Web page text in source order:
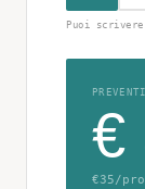
Puoi
€
€35/